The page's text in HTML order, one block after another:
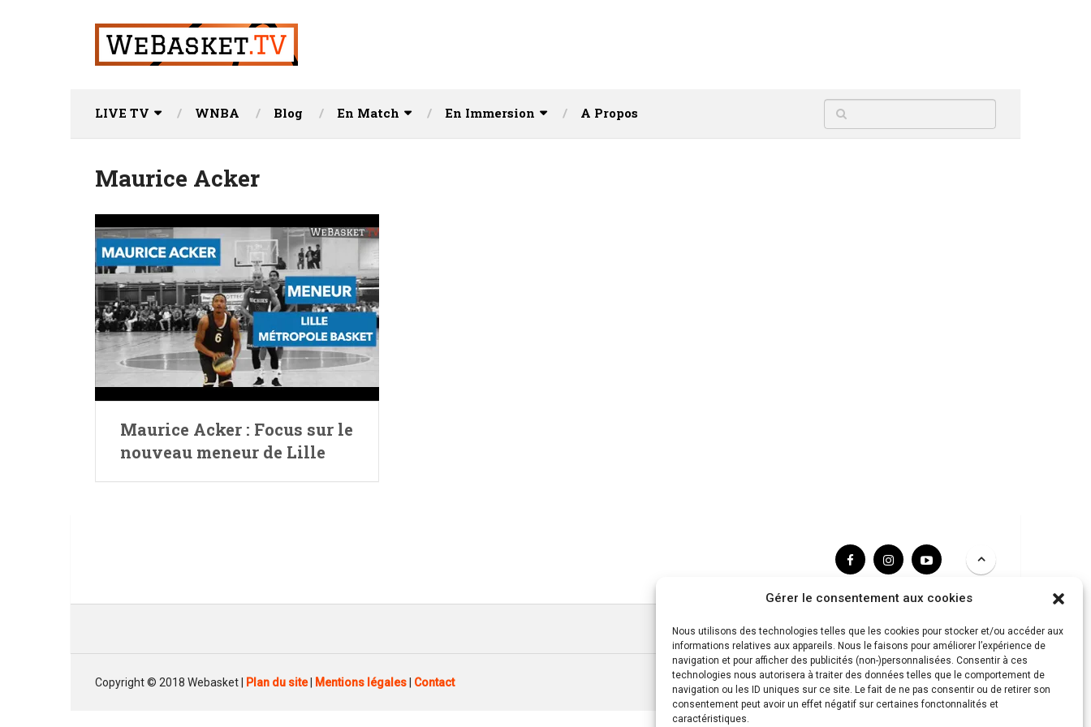
Gérer le consentement aux cookies
Nous utilisons des technologies telles que les cookies pour stocker et/ou accéder aux
informations relatives aux appareils. Nous le faisons pour améliorer l’expérience de
navigation et pour afficher des publicités (non-)personnalisées. Consentir à ces
technologies nous autorisera à traiter des données telles que le comportement de
navigation ou les ID uniques sur ce site. Le fait de ne pas consentir ou de retirer son
consentement peut avoir un effet négatif sur certaines fonctonnalités et
caractéristiques.
LIVE TV WNBA Blog En Match En Immersion A Propos
Maurice Acker
Maurice Acker : Focus sur le
nouveau meneur de Lille
Copyright © 2018 Webasket | Plan du site| Mentions légales Contact